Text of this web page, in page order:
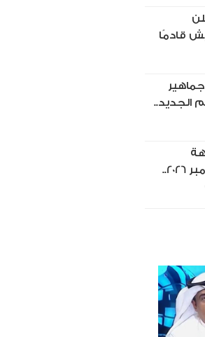
قادمًا
جماهير
الجديد..
برشلونة بكأس خوان جامبر 2026..